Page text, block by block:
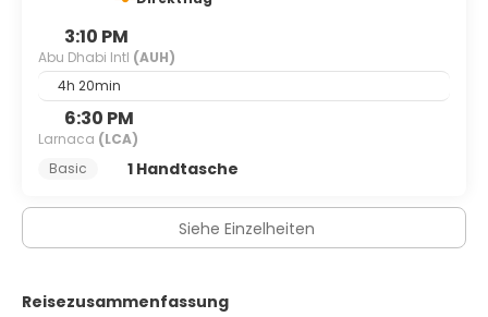
3:10 PM
Abu Dhabi Intl (AUH)
4h 20min
6:30 PM
Larnaca (LCA)
Basic
1 Handtasche
Siehe Einzelheiten
Reisezusammenfassung